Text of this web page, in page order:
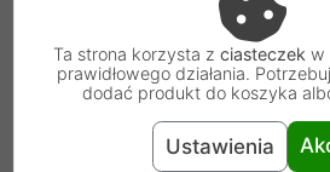
Ta strona korzysta z ciasteczek w
prawidłowego działania.
dodać produkt do koszyka
Ustawienia